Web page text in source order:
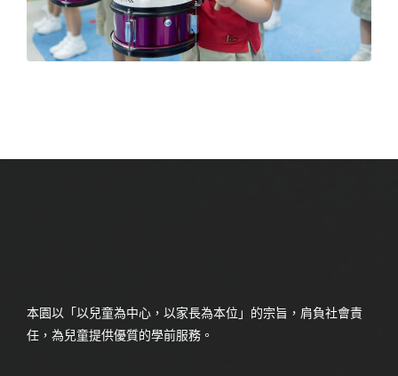
本園以「以兒童為中心，以家長為本位」的宗旨，肩負社會責
任，為兒童提供優質的學前服務。